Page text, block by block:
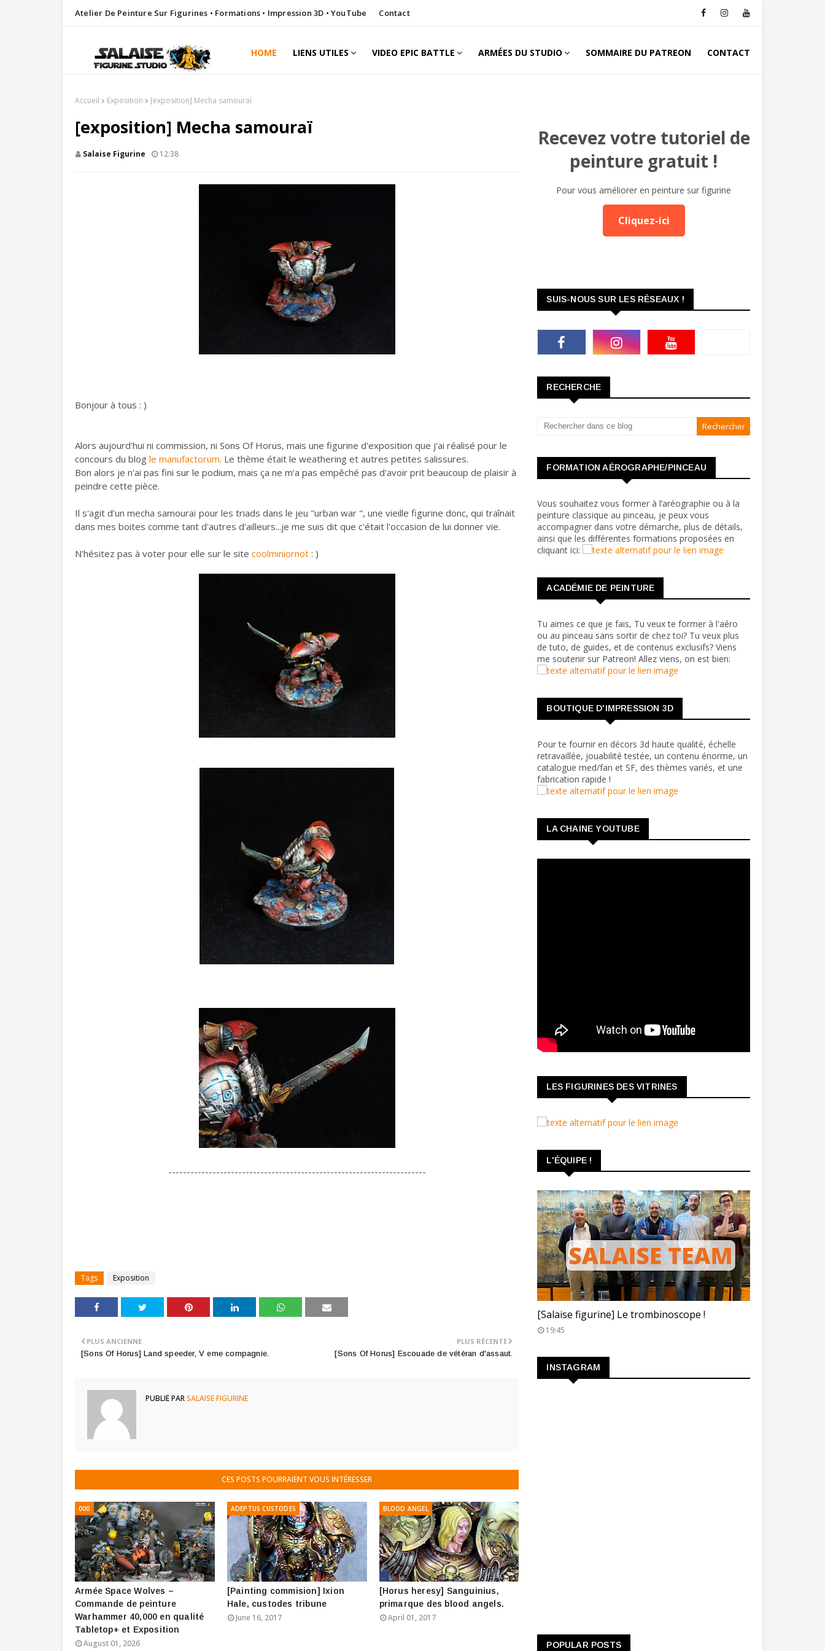
Atelier De Peinture Sur Figurines • Formations • Impression 3D • YouTube Contact
HOME LIENS UTILES VIDEO EPIC BATTLE ARMÉES DU STUDIO SOMMAIRE DU PATREON CONTACT
Accueil Exposition [exposition] Mecha samouraï
[exposition] Mecha samouraï
Salaise Figurine 12:38
Bonjour à tous : )
Alors aujourd'hui ni commission, ni Sons Of Horus, mais une figurine d'exposition que j'ai réalisé pour le
concours du blog le manufactorum. Le thème était le weathering et autres petites salissures.
Bon alors je n'ai pas fini sur le podium, mais ça ne m’a pas empêché pas d'avoir prit beaucoup de plaisir à
peindre cette pièce.
Il s'agit d'un mecha samouraï pour les triads dans le jeu "urban war ", une vieille figurine donc, qui traînait
dans mes boites comme tant d'autres d'ailleurs...je me suis dit que c'était l'occasion de lui donner vie.
N'hésitez pas à voter pour elle sur le site coolminiornot : )
----------------------------------------------------------------------
Tags Exposition
PLUS RÉCENTE
[Sons Of Horus] Escouade de vétéran d'assaut.
PLUS ANCIENNE
[Sons Of Horus] Land speeder, V eme compagnie.
PUBLIÉ PARSALAISE FIGURINE
CES POSTS POURRAIENT VOUS INTÉRESSER
000
Armée Space Wolves –
Commande de peinture
Warhammer 40,000 en qualité
Tabletop+ et Exposition
August 01, 2026
ADEPTUS CUSTODES
[Painting commision] Ixion
Hale, custodes tribune
June 16, 2017
BLOOD ANGEL
[Horus heresy] Sanguinius,
primarque des blood angels.
April 01, 2017
Recevez votre tutoriel de
peinture gratuit !
Pour vous améliorer en peinture sur figurine
Cliquez-ici
SUIS-NOUS SUR LES RÉSEAUX !
RECHERCHE
FORMATION AÉROGRAPHE/PINCEAU
Vous souhaitez vous former à l’aréographie ou à la
peinture classique au pinceau, je peux vous
accompagner dans votre démarche, plus de détails,
ainsi que les différentes formations proposées en
cliquant ici:
ACADÉMIE DE PEINTURE
Tu aimes ce que je fais, Tu veux te former à l'aéro
ou au pinceau sans sortir de chez toi? Tu veux plus
de tuto, de guides, et de contenus exclusifs? Viens
me soutenir sur Patreon! Allez viens, on est bien:
BOUTIQUE D'IMPRESSION 3D
Pour te fournir en décors 3d haute qualité, échelle
retravaillée, jouabilité testée, un contenu énorme, un
catalogue med/fan et SF, des thèmes variés, et une
fabrication rapide !
LA CHAINE YOUTUBE
LES FIGURINES DES VITRINES
L'ÉQUIPE !
[Salaise figurine] Le trombinoscope !
19:45
INSTAGRAM
POPULAR POSTS